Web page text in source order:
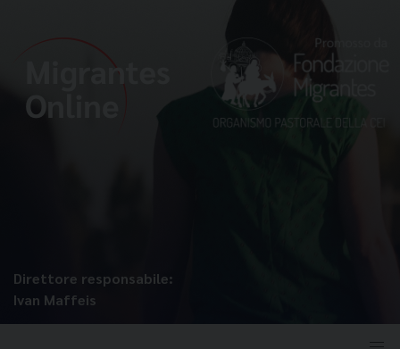
Direttore responsabile:
Ivan Maffeis